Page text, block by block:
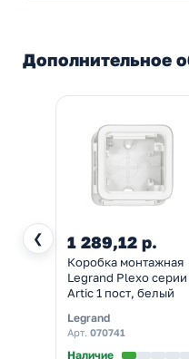
Дополнительное
❮ 1 289,12 р.
Коробка монтажная
Legrand Plexo серии
Artic 1 пост, белый
Legrand
Арт. 070741
Наличие